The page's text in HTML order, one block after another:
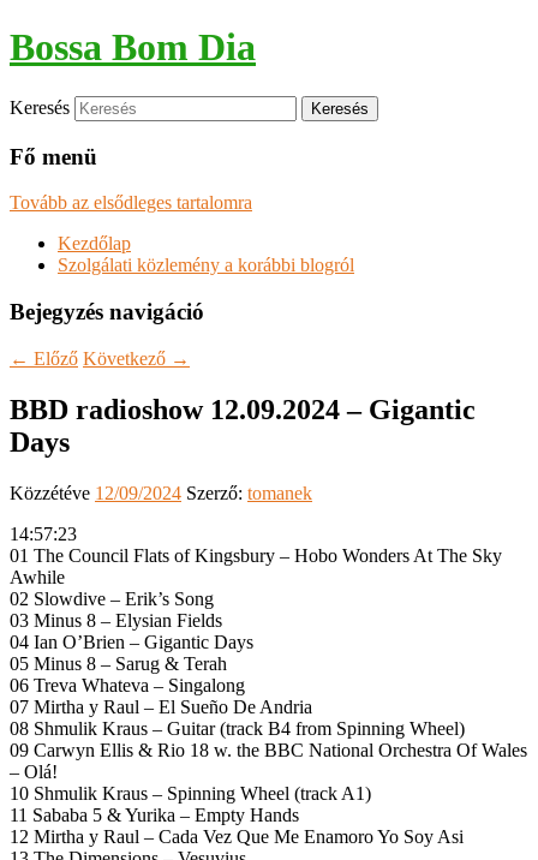
Bossa Bom Dia
Keresés
Fő menü
Tovább az elsődleges tartalomra
Kezdőlap
Szolgálati közlemény a korábbi blogról
Bejegyzés navigáció
← Előző Következő →
BBD radioshow 12.09.2024 – Gigantic
Days
Közzétéve 12/09/2024 Szerző: tomanek
14:57:23
01 The Council Flats of Kingsbury – Hobo Wonders At The Sky
Awhile
02 Slowdive – Erik’s Song
03 Minus 8 – Elysian Fields
04 Ian O’Brien – Gigantic Days
05 Minus 8 – Sarug & Terah
06 Treva Whateva – Singalong
07 Mirtha y Raul – El Sueño De Andria
08 Shmulik Kraus – Guitar (track B4 from Spinning Wheel)
09 Carwyn Ellis & Rio 18 w. the BBC National Orchestra Of Wales
– Olá!
10 Shmulik Kraus – Spinning Wheel (track A1)
11 Sababa 5 & Yurika – Empty Hands
12 Mirtha y Raul – Cada Vez Que Me Enamoro Yo Soy Asi